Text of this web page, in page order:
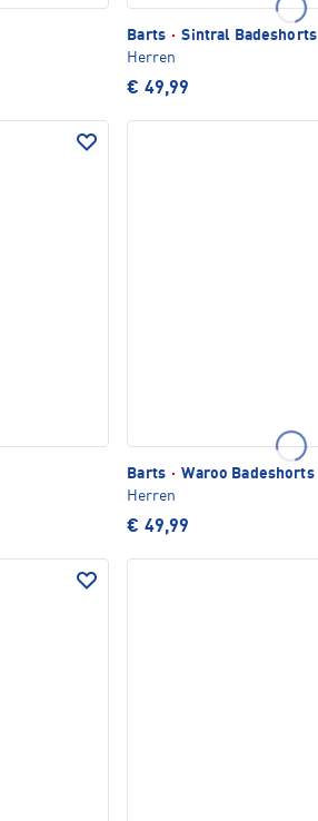
Barts · Sintral Badeshorts
Herren
€ 49,99
Barts · Waroo Badeshorts
Herren
€ 49,99